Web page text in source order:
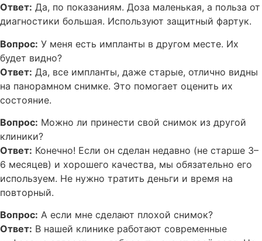
Ответ: Да, по показаниям. Доза маленькая, а польза от
диагностики большая. Используют защитный фартук.
Вопрос: У меня есть импланты в другом месте. Их
будет видно?
Ответ: Да, все импланты, даже старые, отлично видны
на панорамном снимке. Это помогает оценить их
состояние.
Вопрос: Можно ли принести свой снимок из другой
клиники?
Ответ: Конечно! Если он сделан недавно (не старше 3–
6 месяцев) и хорошего качества, мы обязательно его
используем. Не нужно тратить деньги и время на
повторный.
Вопрос: А если мне сделают плохой снимок?
Ответ: В нашей клинике работают современные